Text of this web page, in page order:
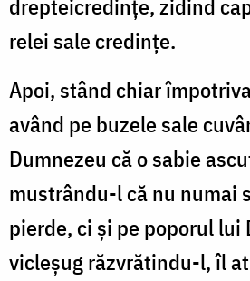
drepteicredințe, zidind
relei sale credințe.
Apoi, stând chiar
având pe buzele sale
Dumnezeu că o sabie
mustrându-l că nu numai
pierde, ci și pe poporul lui
vicleșug răzvrătindu-l, îl